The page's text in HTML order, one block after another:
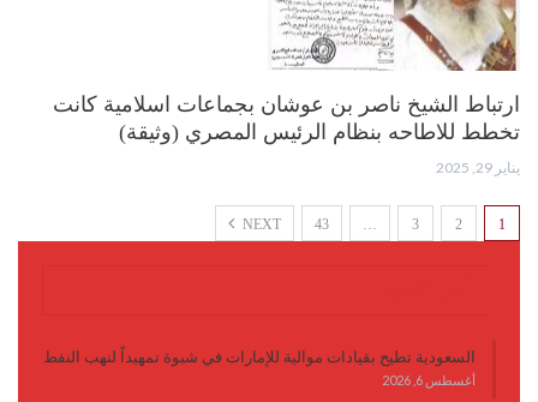
ارتباط الشيخ ناصر بن عوشان بجماعات اسلامية كانت
تخطط للاطاحه بنظام الرئيس المصري (وثيقة)
يناير 29, 2025
1
2
3
43
NEXT
السعودية تطيح بقيادات موالية للإمارات في شبوة تمهيداً لنهب النفط
أغسطس 6, 2026